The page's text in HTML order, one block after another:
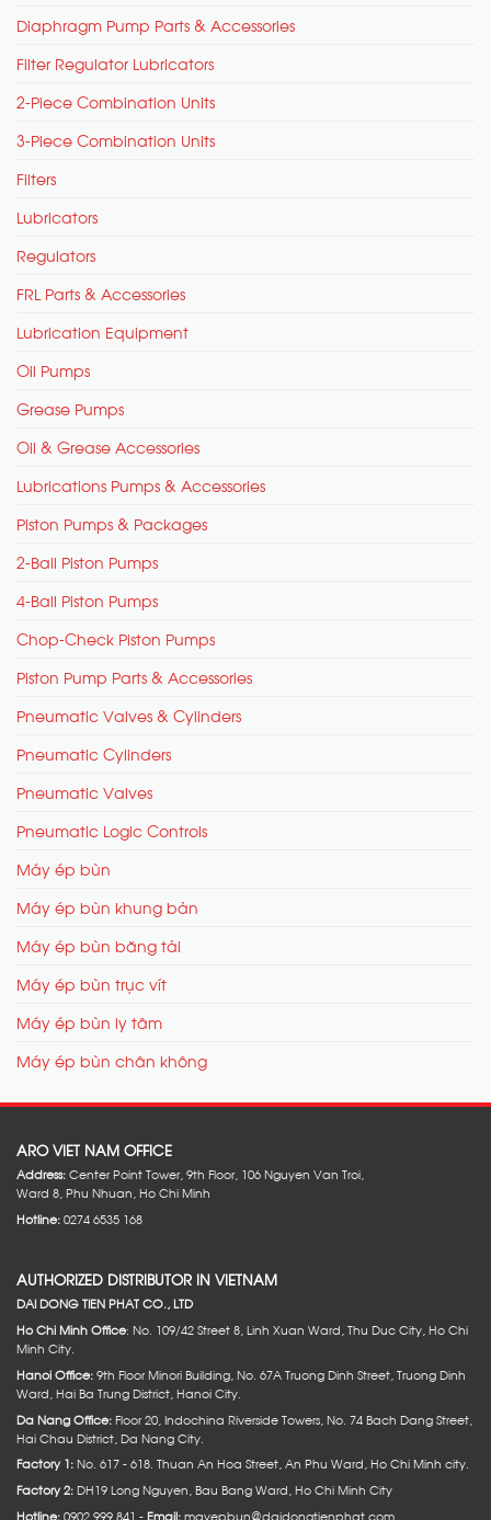
Diaphragm Pump Parts & Accessories
Filter Regulator Lubricators
2-Piece Combination Units
3-Piece Combination Units
Filters
Lubricators
Regulators
FRL Parts & Accessories
Lubrication Equipment
Oil Pumps
Grease Pumps
Oil & Grease Accessories
Lubrications Pumps & Accessories
Piston Pumps & Packages
2-Ball Piston Pumps
4-Ball Piston Pumps
Chop-Check Piston Pumps
Piston Pump Parts & Accessories
Pneumatic Valves & Cylinders
Pneumatic Cylinders
Pneumatic Valves
Pneumatic Logic Controls
Máy ép bùn
Máy ép bùn khung bản
Máy ép bùn băng tải
Máy ép bùn trục vít
Máy ép bùn ly tâm
Máy ép bùn chân không
ARO VIET NAM OFFICE
Address:Center Point Tower, 9th Floor, 106 Nguyen Van Troi,
Ward 8, Phu Nhuan, Ho Chi Minh
Hotline:0274 6535 168
AUTHORIZED DISTRIBUTOR IN VIETNAM
DAI DONG TIEN PHAT CO., LTD
Ho Chi Minh Office: No. 109/42 Street 8, Linh Xuan Ward, Thu Duc City, Ho Chi
Minh City.
Hanoi Office:9th Floor Minori Building, No. 67A Truong Dinh Street, Truong Dinh
Ward, Hai Ba Trung District, Hanoi City.
Da Nang Office:Floor 20, Indochina Riverside Towers, No. 74 Bach Dang Street,
Hai Chau District, Da Nang City.
Factory 1:No. 617 - 618. Thuan An Hoa Street, An Phu Ward, Ho Chi Minh city.
Factory 2:DH19 Long Nguyen, Bau Bang Ward, Ho Chi Minh City
Hotline:0902 999 841 -Email:mayepbun@daidongtienphat.com